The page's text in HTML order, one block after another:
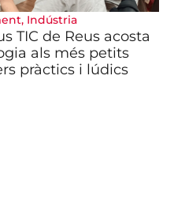
, Indústria
TIC de Reus acosta
als més petits
pràctics i lúdics